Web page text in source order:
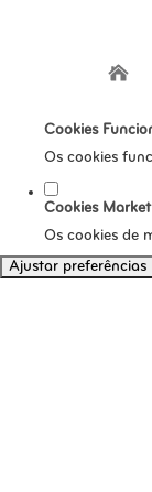
Os cookies
tráfego, etc.
Cookies
Os cookies
Cookies
Os cookies de
Ajustar preferências